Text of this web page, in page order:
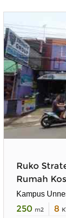
Ruko
Rumah
Kampus
250 m2 8